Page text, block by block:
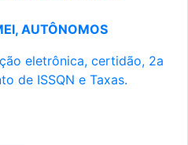
AUTÔNOMOS
eletrônica, certidão, 2a
de ISSQN e Taxas.